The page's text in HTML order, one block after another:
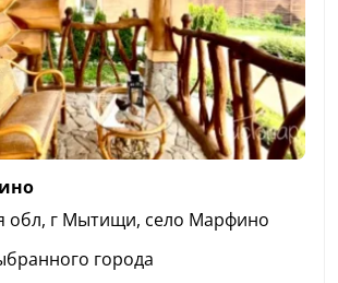
обл, г Мытищи, село Марфино
города